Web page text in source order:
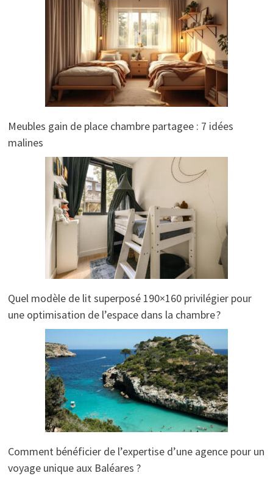
Meubles gain de place chambre partagee : 7 idées
malines
Quel modèle de lit superposé 190×160 privilégier pour
une optimisation de l’espace dans la chambre ?
Comment bénéficier de l’expertise d’une agence pour un
voyage unique aux Baléares ?